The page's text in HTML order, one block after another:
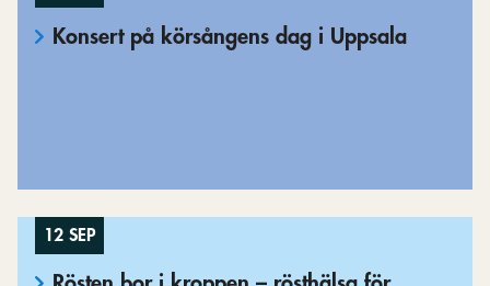
Konsert på körsångens dag i Uppsala
12 SEP